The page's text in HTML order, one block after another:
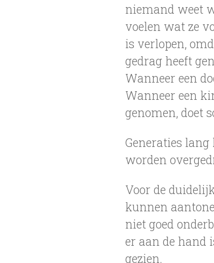
niemand weet
voelen wat ze
is verlopen,
gedrag heeft
Wanneer een
Wanneer een
genomen, doet
Generaties
worden
Voor de
kunnen
niet goed
er aan de hand
gezien.